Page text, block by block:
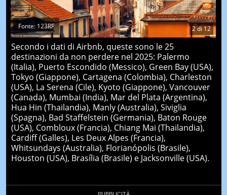
2di12
Fonte: 123RF
Secondo i dati di Airbnb, queste sono le 25
destinazioni da non perdere nel 2025: Palermo
(Italia), Puerto Escondido (Messico), Green Bay (USA),
Tokyo (Giappone), Cartagena (Colombia), Charleston
(USA), La Serena (Cile), Kyoto (Giappone), Vancouver
(Canada), Mumbai (India), Mar del Plata (Argentina),
Hua Hin (Thailandia), Manly (Australia), Siviglia
(Spagna), Bad Staffelstein (Germania), Baton Rouge
(USA), Combloux (Francia), Chiang Mai (Thailandia),
Cardiff (Galles), Les Deux Alpes (Francia),
Whitsundays (Australia), Florianópolis (Brasile),
Houston (USA), Brasília (Brasile) e Jacksonville (USA).